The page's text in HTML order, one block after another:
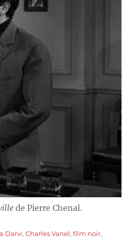
de Pierre Chenal.
Darvi,Charles Vanel,film noir,